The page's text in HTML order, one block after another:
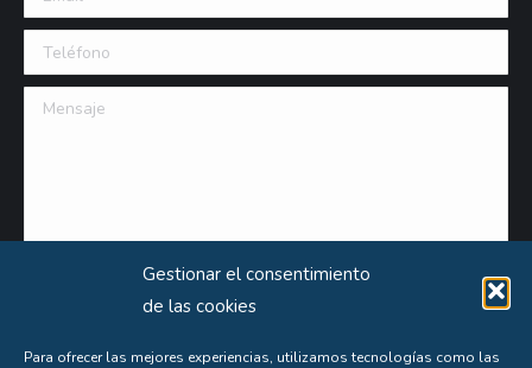
Gestionar el consentimiento
de las cookies
Para ofrecer las mejores experiencias, utilizamos tecnologías como las
Teléfono
Mensaje